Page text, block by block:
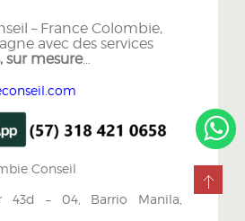
– France Colombie,
avec des services
sur mesure…
Conseil
43d – 04, Barrio Manila,